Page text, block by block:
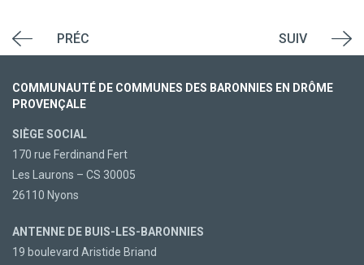
PRÉC SUIV
COMMUNAUTÉ DE COMMUNES DES BARONNIES EN DRÔME
PROVENÇALE
SIÈGE SOCIAL
170 rue Ferdinand Fert
Les Laurons – CS 30005
26110 Nyons
ANTENNE DE BUIS-LES-BARONNIES
19 boulevard Aristide Briand